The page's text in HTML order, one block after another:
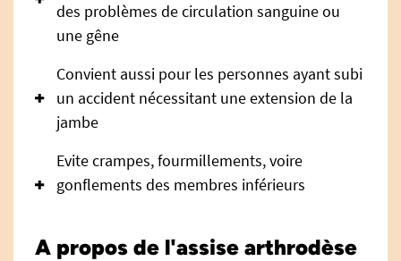
des problèmes de circulation sanguine ou
une gêne
Convient aussi pour les personnes ayant subi
un accident nécessitant une extension de la
jambe
Evite crampes, fourmillements, voire
gonflements des membres inférieurs
A propos de l'assise arthrodèse